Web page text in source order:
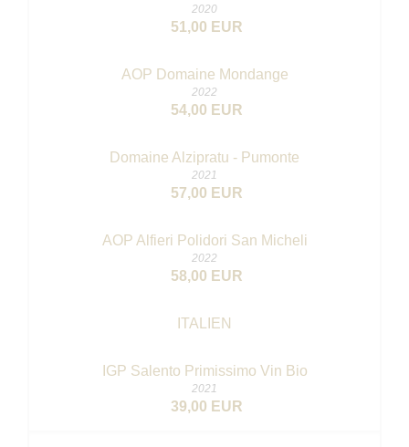
2020
51,00 EUR
AOP Domaine Mondange
2022
54,00 EUR
Domaine Alzipratu - Pumonte
2021
57,00 EUR
AOP Alfieri Polidori San Micheli
2022
58,00 EUR
ITALIEN
IGP Salento Primissimo Vin Bio
2021
39,00 EUR